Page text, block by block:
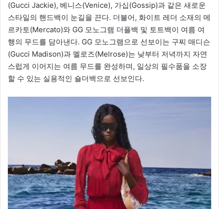
(Gucci Jackie), 베니스(Venice), 가십(Gossip)과 같은 새로운
스타일의 핸드백이 눈길을 끈다. 더불어, 화이트 레더 소재의 메
르카토(Mercato)와 GG 모노그램 더플백 및 토트백이 여름 여
행의 무드를 담아낸다. GG 모노그램으로 선보이는 구찌 매디슨
(Gucci Madison)과 멜로즈(Melrose)는 낮부터 저녁까지 자연
스럽게 이어지는 여름 무드를 완성하며, 일상의 필수품을 소장
할 수 있는 실용적인 숄더백으로 선보인다.